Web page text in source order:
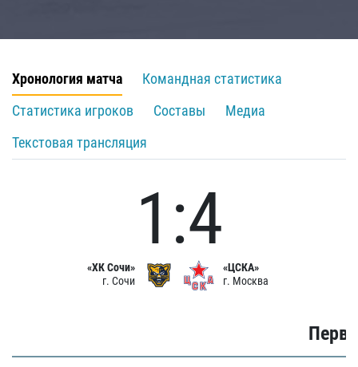
Хронология матча
Командная статистика
Статистика игроков
Составы
Медиа
Текстовая трансляция
«ХК Сочи»
г. Сочи
1:4
«ЦСКА»
г. Москва